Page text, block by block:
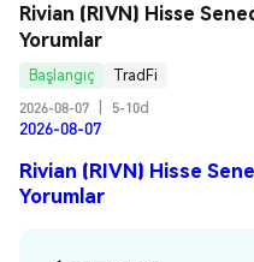
Rivian (RIVN) Hisse
Yorumlar
Başlangıç
TradFi
2026-08-07
5-10d
2026-08-07
Rivian (RIVN) Hisse
Yorumlar